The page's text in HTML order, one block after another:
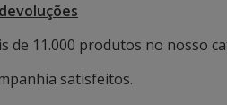
de 11.000 produtos no nosso
satisfeitos.